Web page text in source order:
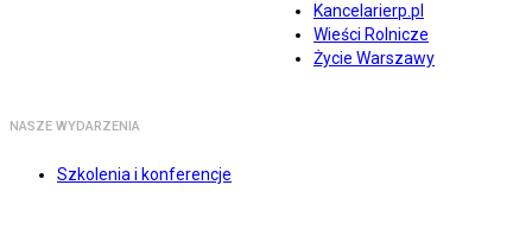
Kancelarierp.pl
Wieści Rolnicze
Życie Warszawy
NASZE WYDARZENIA
Szkolenia i konferencje